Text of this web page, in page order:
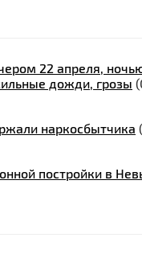
22 апреля,
дожди, грозы
наркосбытчика
постройки в